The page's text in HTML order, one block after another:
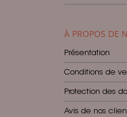
À PROPOS DE
Présentation
Conditions de
Protection des
Avis de nos